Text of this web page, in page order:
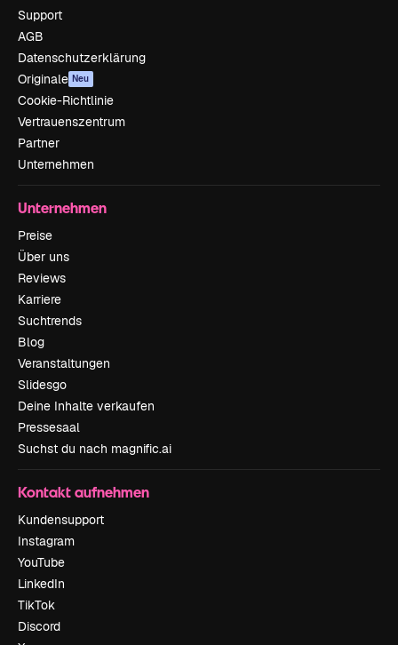
Support
AGB
Datenschutzerklärung
Originale Neu
Cookie-Richtlinie
Vertrauenszentrum
Partner
Unternehmen
Unternehmen
Preise
Über uns
Reviews
Karriere
Suchtrends
Blog
Veranstaltungen
Slidesgo
Deine Inhalte verkaufen
Pressesaal
Suchst du nach magnific.ai
Kontakt aufnehmen
Kundensupport
Instagram
YouTube
LinkedIn
TikTok
Discord